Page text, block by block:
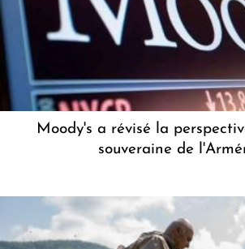
Moody's a révisé la
souveraine de